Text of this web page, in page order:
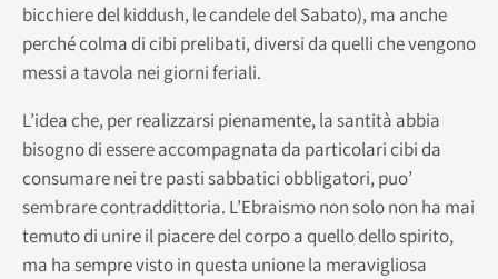
bicchiere del kiddush, le candele del Sabato), ma anche
perché colma di cibi prelibati, diversi da quelli che vengono
messi a tavola nei giorni feriali.
L’idea che, per realizzarsi pienamente, la santità abbia
bisogno di essere accompagnata da particolari cibi da
consumare nei tre pasti sabbatici obbligatori, puo’
sembrare contraddittoria. L’Ebraismo non solo non ha mai
temuto di unire il piacere del corpo a quello dello spirito,
ma ha sempre visto in questa unione la meravigliosa